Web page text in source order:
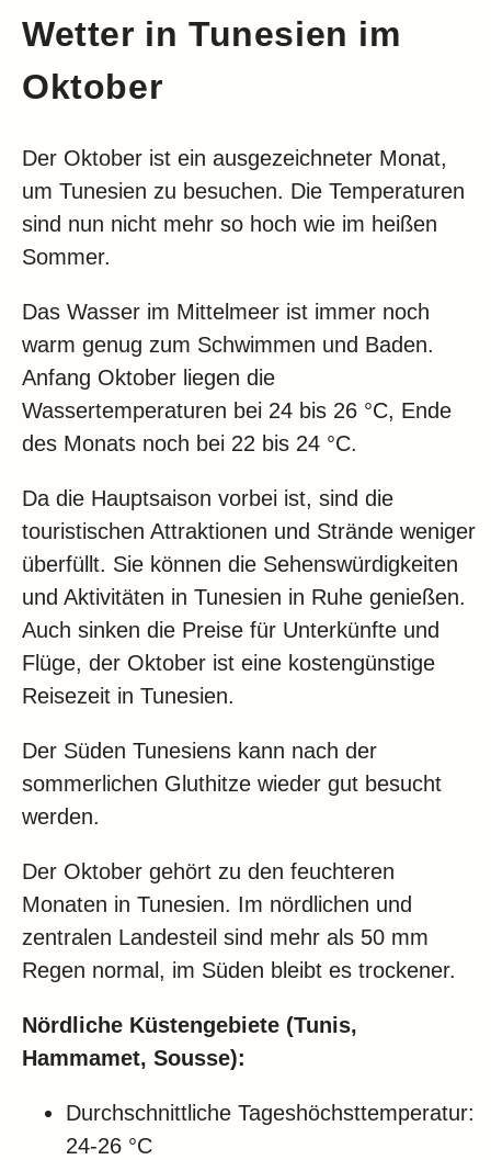
Wetter in Tunesien im
Oktober
Der Oktober ist ein ausgezeichneter Monat,
um Tunesien zu besuchen. Die Temperaturen
sind nun nicht mehr so hoch wie im heißen
Sommer.
Das Wasser im Mittelmeer ist immer noch
warm genug zum Schwimmen und Baden.
Anfang Oktober liegen die
Wassertemperaturen bei 24 bis 26 °C, Ende
des Monats noch bei 22 bis 24 °C.
Da die Hauptsaison vorbei ist, sind die
touristischen Attraktionen und Strände weniger
überfüllt. Sie können die Sehenswürdigkeiten
und Aktivitäten in Tunesien in Ruhe genießen.
Auch sinken die Preise für Unterkünfte und
Flüge, der Oktober ist eine kostengünstige
Reisezeit in Tunesien.
Der Süden Tunesiens kann nach der
sommerlichen Gluthitze wieder gut besucht
werden.
Der Oktober gehört zu den feuchteren
Monaten in Tunesien. Im nördlichen und
zentralen Landesteil sind mehr als 50 mm
Regen normal, im Süden bleibt es trockener.
Nördliche Küstengebiete (Tunis,
Hammamet, Sousse):
Durchschnittliche Tageshöchsttemperatur:
24-26 °C